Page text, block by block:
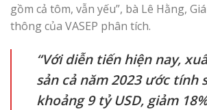
gồm cả tôm, vẫn yếu”, bà Lê Hằng,
thông của VASEP phân tích.
“Với diễn tiến hiện nay,
sản cả năm 2023 ước tính
khoảng 9 tỷ USD, giảm